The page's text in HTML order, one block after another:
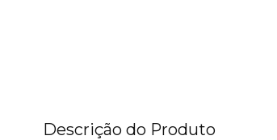
Descrição do Produto